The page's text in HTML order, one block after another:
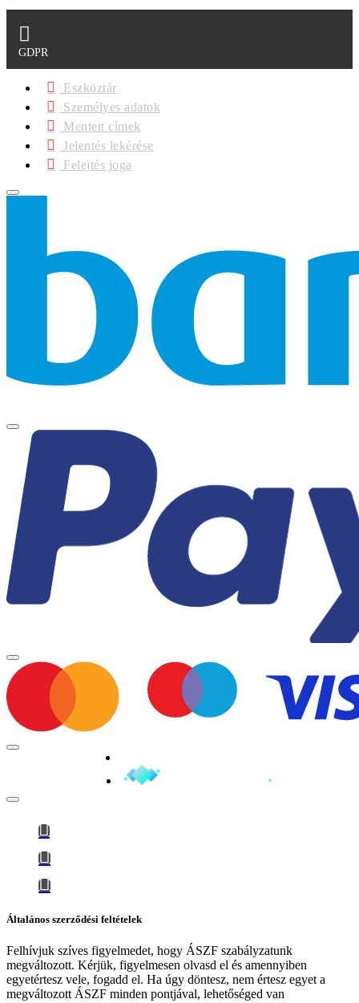
GDPR
Eszköztár
Személyes adatok
Mentett címek
Jelentés lekérése
Felejtés joga
Általános szerződési feltételek
Felhívjuk szíves figyelmedet, hogy ÁSZF szabályzatunk
megváltozott. Kérjük, figyelmesen olvasd el és amennyiben
egyetértesz vele, fogadd el. Ha úgy döntesz, nem értesz egyet a
megváltozott ÁSZF minden pontjával, lehetőséged van